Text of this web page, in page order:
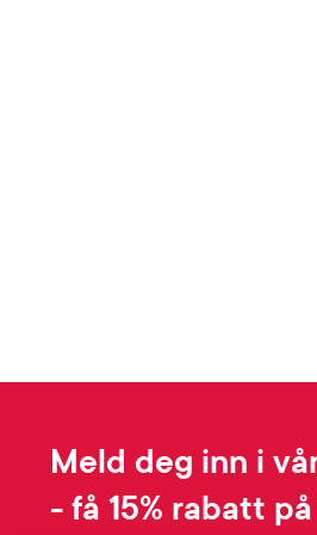
Meld deg inn i
- få 15% rabatt